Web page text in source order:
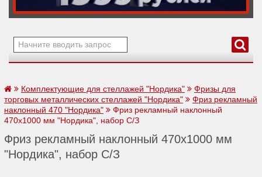
Комплектующие для стеллажей "Нордика"
Фризы для
торговых металлических стеллажей "Нордика"
Фриз рекламный
наклонный 470 "Нордика"
Фриз рекламный наклонный
470х1000 мм "Нордика", набор С/З
Фриз рекламный наклонный 470х1000 мм
"Нордика", набор С/З